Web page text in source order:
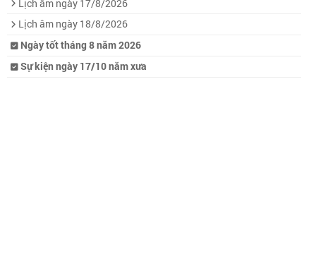
Lịch âm ngày 17/8/2026
Lịch âm ngày 18/8/2026
Ngày tốt tháng 8 năm 2026
Sự kiện ngày 17/10 năm xưa